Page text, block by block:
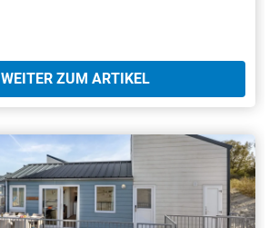
WEITER ZUM ARTIKEL